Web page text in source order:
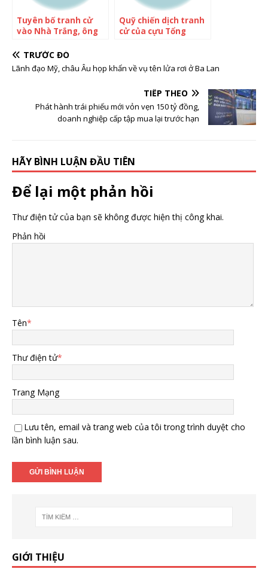
Tuyên bố tranh cử
vào Nhà Trắng, ông
thức ngay chính
trong đảng Cộng hòa,
đối thủ bị bỏ xa vừa
Quỹ chiến dịch tranh
cử của cựu Tổng
TRƯỚC ĐÓ
Lãnh đạo Mỹ, châu Âu họp khẩn về vụ tên lửa rơi ở Ba Lan
TIẾP THEO
Phát hành trái phiếu mới vỏn vẹn 150 tỷ đồng,
doanh nghiệp cấp tập mua lại trước hạn
HÃY BÌNH LUẬN ĐẦU TIÊN
Để lại một phản hồi
Thư điện tử của bạn sẽ không được hiện thị công khai.
Phản hồi
Tên*
Thư điện tử*
Trang Mạng
Lưu tên, email và trang web của tôi trong trình duyệt cho
lần bình luận sau.
GIỚI THIỆU